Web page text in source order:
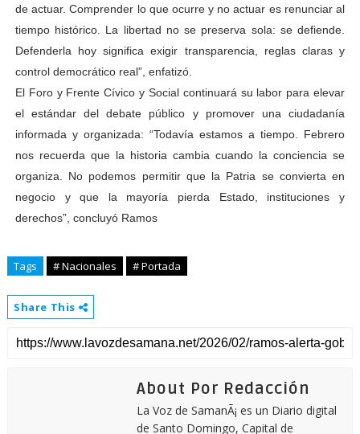
de actuar. Comprender lo que ocurre y no actuar es renunciar al
tiempo histórico. La libertad no se preserva sola: se defiende.
Defenderla hoy significa exigir transparencia, reglas claras y
control democrático real”, enfatizó.
El Foro y Frente Cívico y Social continuará su labor para elevar
el estándar del debate público y promover una ciudadanía
informada y organizada: “Todavía estamos a tiempo. Febrero
nos recuerda que la historia cambia cuando la conciencia se
organiza. No podemos permitir que la Patria se convierta en
negocio y que la mayoría pierda Estado, instituciones y
derechos”, concluyó Ramos
Tags # Nacionales # Portada
Share This
About Por Redacción
La Voz de SamanÃ¡ es un Diario digital
de Santo Domingo, Capital de